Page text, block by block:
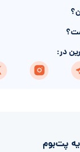
در:
پت‌بوم